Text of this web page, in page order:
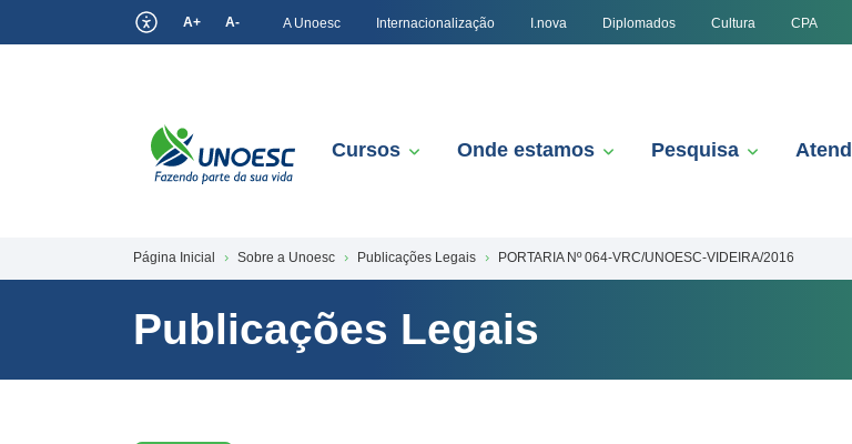
A+ A- A Unoesc Internacionalização I.nova Diplomados Cultura CPA
Cursos Onde estamos Pesquisa
Página Inicial Sobre a Unoesc Publicações Legais PORTARIA Nº 064-VRC/UNOESC-VIDEIRA/2016
Publicações Legais